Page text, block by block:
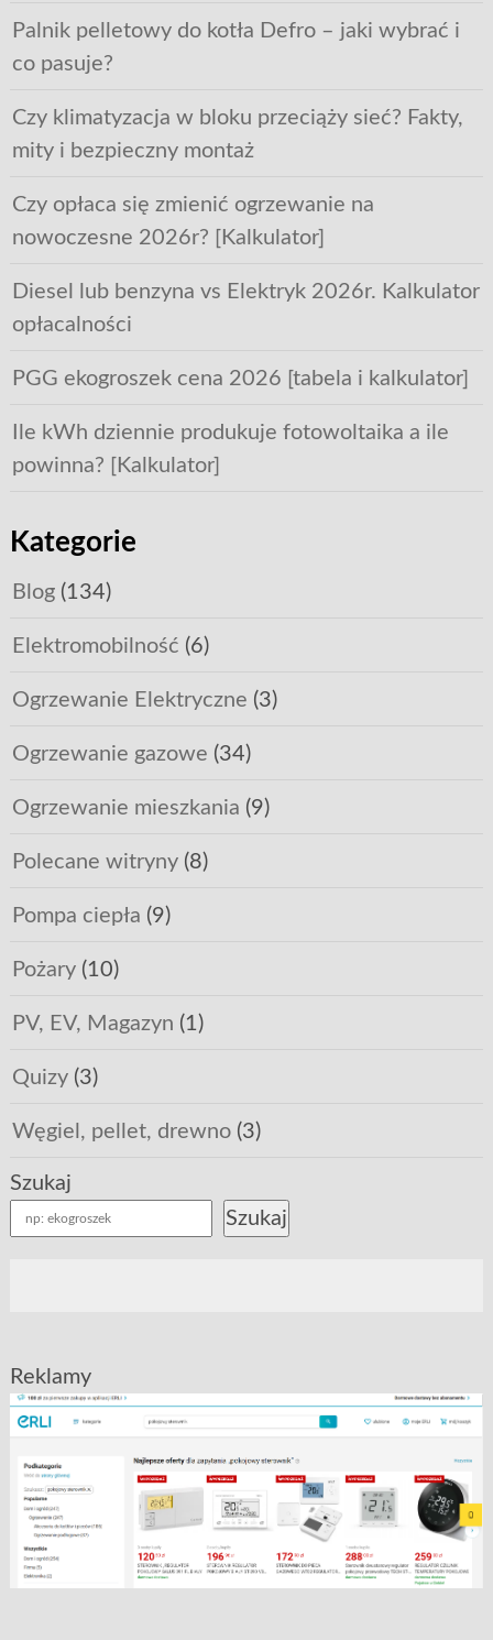
Palnik pelletowy do kotła Defro – jaki wybrać i
co pasuje?
Czy klimatyzacja w bloku przeciąży sieć? Fakty,
mity i bezpieczny montaż
Czy opłaca się zmienić ogrzewanie na
nowoczesne 2026r? [Kalkulator]
Diesel lub benzyna vs Elektryk 2026r. Kalkulator
opłacalności
PGG ekogroszek cena 2026 [tabela i kalkulator]
Ile kWh dziennie produkuje fotowoltaika a ile
powinna? [Kalkulator]
Kategorie
Blog(134)
Elektromobilność (6)
Ogrzewanie Elektryczne (3)
Ogrzewanie gazowe (34)
Ogrzewanie mieszkania (9)
Polecane witryny(8)
Pompa ciepła (9)
Pożary(10)
PV, EV, Magazyn (1)
Quizy(3)
Węgiel, pellet, drewno(3)
Szukaj
Szukaj
Reklamy